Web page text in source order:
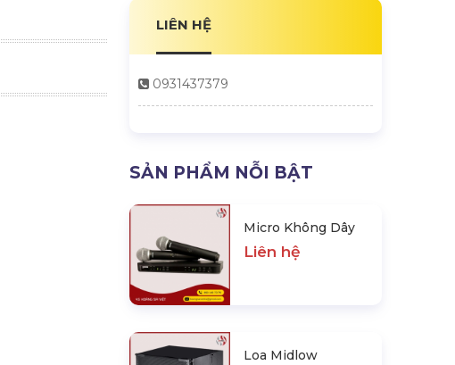
LIÊN HỆ
0931437379
SẢN PHẨM NỖI BẬT
Micro Không Dây
Liên hệ
Loa Midlow